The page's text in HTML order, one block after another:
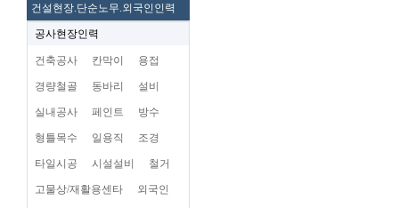
건설현장.단순노무.외국인인력
공사현장인력
건축공사 칸막이 용접
경량철골 동바리 설비
실내공사 페인트 방수
형틀목수 일용직 조경
타일시공 시설설비 철거
고물상/재활용센타 외국인